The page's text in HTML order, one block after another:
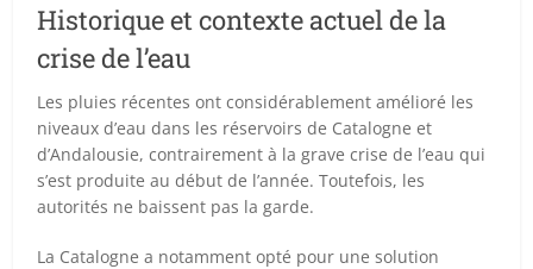
Historique et contexte actuel de la
crise de l’eau
Les pluies récentes ont considérablement amélioré les
niveaux d’eau dans les réservoirs de Catalogne et
d’Andalousie, contrairement à la grave crise de l’eau qui
s’est produite au début de l’année. Toutefois, les
autorités ne baissent pas la garde.
La Catalogne a notamment opté pour une solution